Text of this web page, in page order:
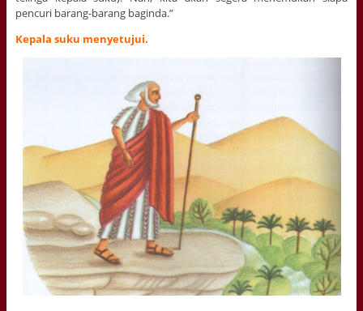
pencuri barang-barang baginda.”
Kepala suku menyetujui.